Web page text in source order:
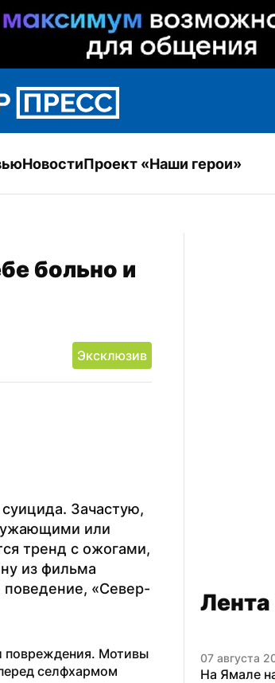
НовостиПроект «Наши герои»
больно и
Эксклюзив
Зачастую,
или
тренд с ожогами,
из фильма
поведение, «Север-
повреждения. Мотивы
селфхармом
Лента
07 августа
На Ямале